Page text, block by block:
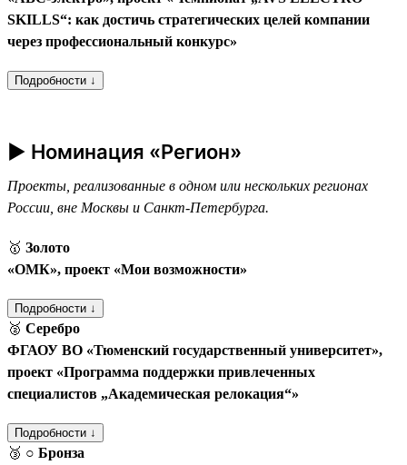
SKILLS“: как достичь стратегических целей компании
через профессиональный конкурс»
Подробности ↓
► Номинация «Регион»
Проекты, реализованные в одном или нескольких регионах
России, вне Москвы и Санкт-Петербурга.
🥇 Золото
«ОМК», проект «Мои возможности»
Подробности ↓
🥈 Серебро
ФГАОУ ВО «Тюменский государственный университет»,
проект «Программа поддержки привлеченных
специалистов „Академическая релокация“»
Подробности ↓
🥉 ○ Бронза